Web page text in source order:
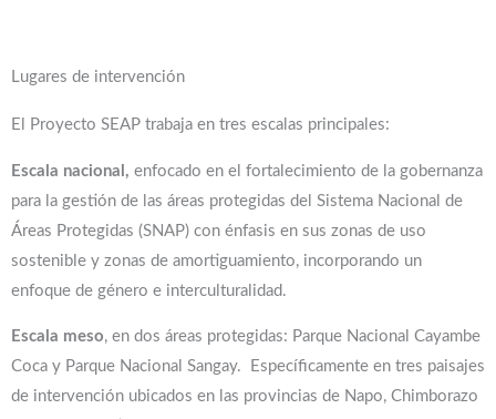
Lugares de intervención
El Proyecto SEAP trabaja en tres escalas principales:
Escala nacional, enfocado en el fortalecimiento de la gobernanza
para la gestión de las áreas protegidas del Sistema Nacional de
Áreas Protegidas (SNAP) con énfasis en sus zonas de uso
sostenible y zonas de amortiguamiento, incorporando un
enfoque de género e interculturalidad.
Escala meso, en dos áreas protegidas: Parque Nacional Cayambe
Coca y Parque Nacional Sangay. Específicamente en tres paisajes
de intervención ubicados en las provincias de Napo, Chimborazo